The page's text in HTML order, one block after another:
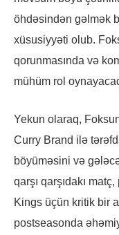
öhdəsindən gəlmək
xüsusiyyəti olub.
qorunmasında və
mühüm rol
Yekun olaraq,
Curry Brand ilə
böyüməsini və
qarşı qarşıdakı
Kings üçün kritik bir
postseasonda